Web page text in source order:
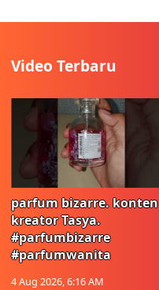
Video Terbaru
parfum bizarre. konten
kreator Tasya.
#parfumbizarre
#parfumwanita
4 Aug 2026, 6:16 AM